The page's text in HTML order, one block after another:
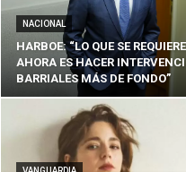
NACIONAL
HARBOE: “LO QUE SE REQUIERE
AHORA ES HACER
BARRIALES MÁS DE FONDO”